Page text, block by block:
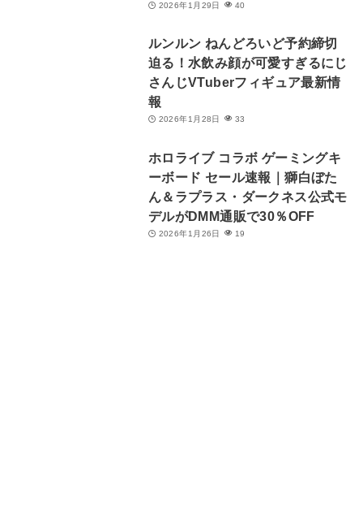
2026年1月29日 40
ルンルン ねんどろいど予約締切
迫る！水飲み顔が可愛すぎるにじ
さんじVTuberフィギュア最新情
報
2026年1月28日 33
ホロライブ コラボ ゲーミングキ
ーボード セール速報｜獅白ぼた
ん＆ラプラス・ダークネス公式モ
デルがDMM通販で30％OFF
2026年1月26日 19